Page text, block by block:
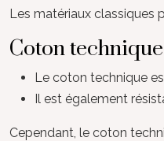
Les matériaux classiques
Coton technique
Le coton technique
Il est également
Cependant, le coton